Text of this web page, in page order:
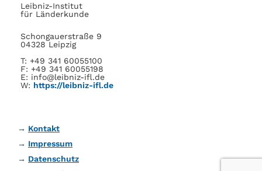
Leibniz-Institut
für Länderkunde
Schongauerstraße 9
04328 Leipzig
T: +49 341 60055100
F: +49 341 60055198
E: info@leibniz-ifl.de
W: https://leibniz-ifl.de
Kontakt
Impressum
Datenschutz